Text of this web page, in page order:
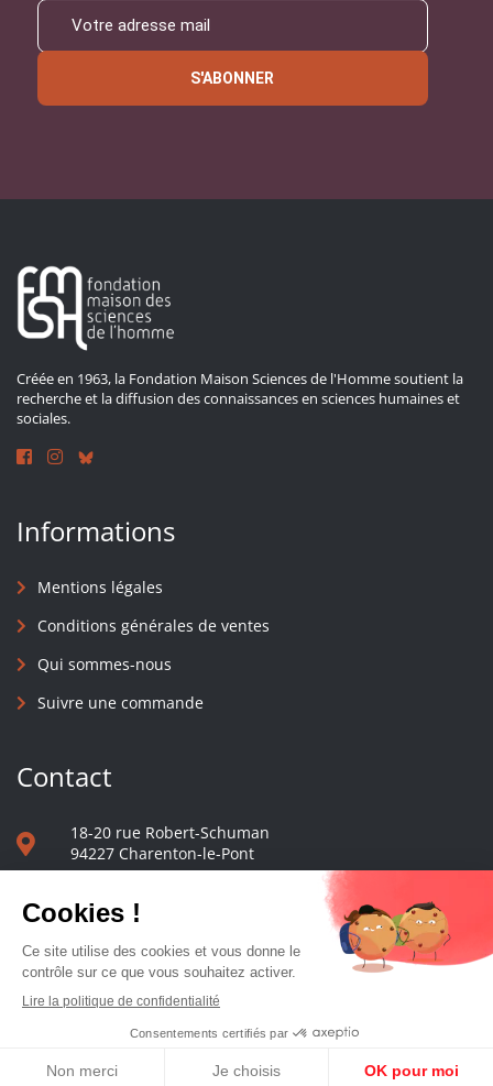
S'ABONNER
Créée en 1963, la Fondation Maison Sciences de l'Homme soutient la
recherche et la diffusion des connaissances en sciences humaines et
sociales.
Informations
Mentions légales
Conditions générales de ventes
Qui sommes-nous
Suivre une commande
Contact
18-20 rue Robert-Schuman
94227 Charenton-le-Pont